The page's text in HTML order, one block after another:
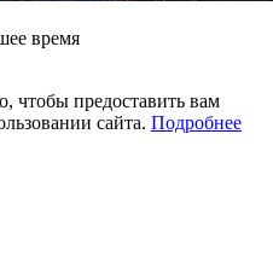
время
чтобы предоставить вам
сайта. Подробнее